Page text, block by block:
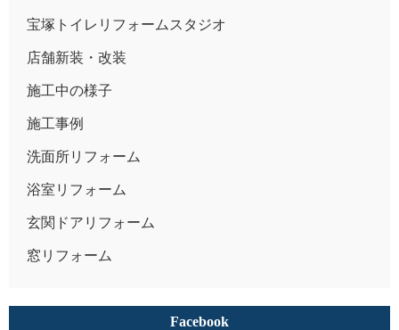
宝塚トイレリフォームスタジオ
店舗新装・改装
施工中の様子
施工事例
洗面所リフォーム
浴室リフォーム
玄関ドアリフォーム
窓リフォーム
Facebook